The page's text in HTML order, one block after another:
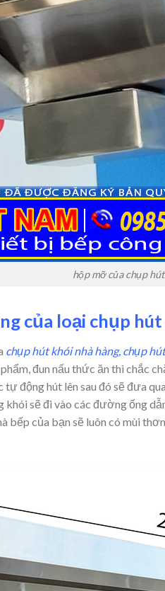
hộp mỡ của chụp
của loại chụp
chụp hút khói nhà hàng, chụp
đun nấu thức ăn thì chắc
động hút lên sau đó sẽ đưa
sẽ đi vào các đường ống
bếp của bạn sẽ luôn có mùi